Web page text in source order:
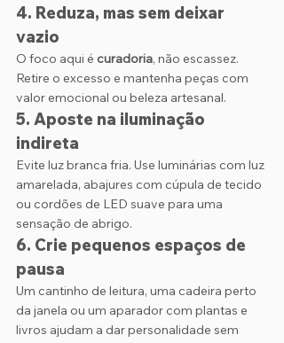
4. Reduza, mas sem deixar
vazio
O foco aqui é curadoria, não escassez.
Retire o excesso e mantenha peças com
valor emocional ou beleza artesanal.
5. Aposte na iluminação
indireta
Evite luz branca fria. Use luminárias com luz
amarelada, abajures com cúpula de tecido
ou cordões de LED suave para uma
sensação de abrigo.
6. Crie pequenos espaços de
pausa
Um cantinho de leitura, uma cadeira perto
da janela ou um aparador com plantas e
livros ajudam a dar personalidade sem